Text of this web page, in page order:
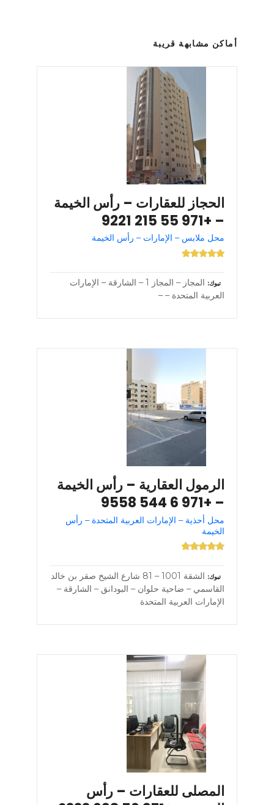
أماكن مشابهة قريبة
الحجاز للعقارات – رأس الخيمة
– +971 55 215 9221
محل ملابس – الإمارات – رأس الخيمة
تبوك
المجاز – المجاز 1 – الشارقة – الإمارات
العربية المتحدة – –
الرمول العقارية – رأس الخيمة
– +971 6 544 9558
محل أحذية – الإمارات العربية المتحدة – رأس
الخيمة
تبوك
الشقة 1001 – 81 شارع الشيخ صقر بن خالد
القاسمي – ضاحية حلوان – البودانق – الشارقة –
الإمارات العربية المتحدة
المصلى للعقارات – رأس